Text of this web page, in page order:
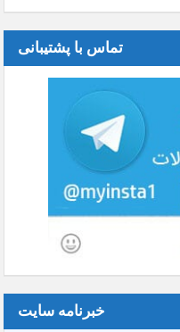
تماس با پشتیبانی
خبرنامه سایت